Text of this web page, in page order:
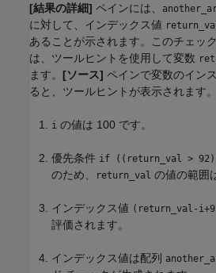
[結果の詳細] ペインには、
に対して、インデックス値
あることが示されます。このチェッ
は、ツールヒントを使用して変数
ます。 [ソース] ペインで変数のイン
ると、ツールヒントが表示されます。
i の値は 100 です。
優先条件 if ((return_val > 92)
のため、 return_val の値の範囲
インデックス値 (return_val-
評価されます。
インデックス値は配列